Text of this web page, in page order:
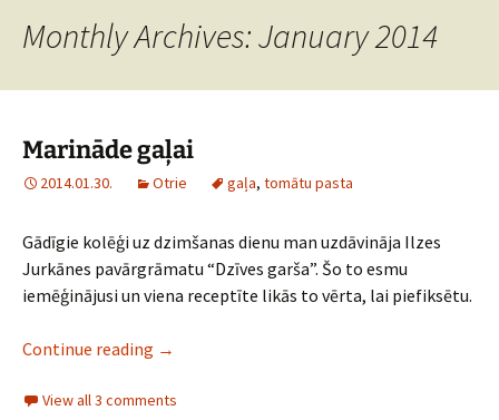
Monthly Archives: January 2014
Marināde gaļai
2014.01.30. Otrie gaļa, tomātu pasta
Gādīgie kolēģi uz dzimšanas dienu man uzdāvināja Ilzes
Jurkānes pavārgrāmatu “Dzīves garša”. Šo to esmu
iemēģinājusi un viena receptīte likās to vērta, lai piefiksētu.
Continue reading Marināde gaļai
→
View all 3 comments